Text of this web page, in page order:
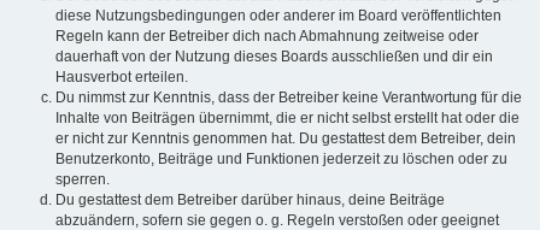
diese Nutzungsbedingungen oder anderer im Board veröffentlichten
Regeln kann der Betreiber dich nach Abmahnung zeitweise oder
dauerhaft von der Nutzung dieses Boards ausschließen und dir ein
Hausverbot erteilen.
Du nimmst zur Kenntnis, dass der Betreiber keine Verantwortung für die
Inhalte von Beiträgen übernimmt, die er nicht selbst erstellt hat oder die
er nicht zur Kenntnis genommen hat. Du gestattest dem Betreiber, dein
Benutzerkonto, Beiträge und Funktionen jederzeit zu löschen oder zu
sperren.
Du gestattest dem Betreiber darüber hinaus, deine Beiträge
abzuändern, sofern sie gegen o. g. Regeln verstoßen oder geeignet